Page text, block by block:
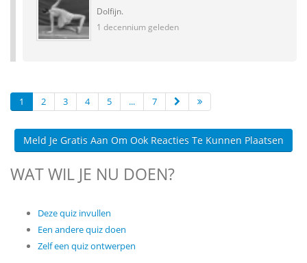
Dolfijn.
1 decennium geleden
1 2 3 4 5 ... 7
Meld Je Gratis Aan Om Ook Reacties Te Kunnen Plaatsen
WAT WIL JE NU DOEN?
Deze quiz invullen
Een andere quiz doen
Zelf een quiz ontwerpen